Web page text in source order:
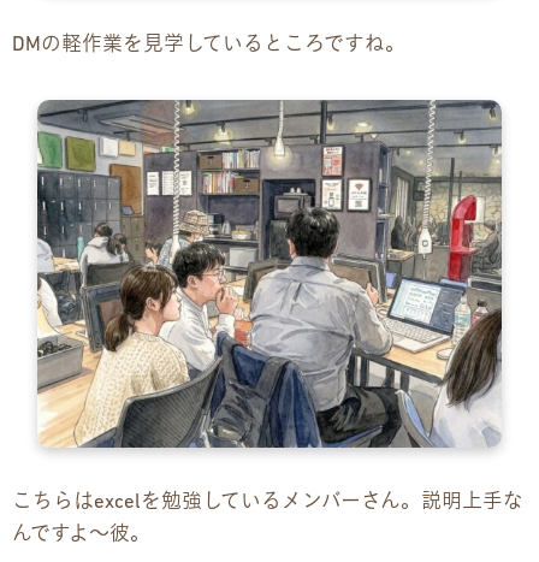
DMの軽作業を見学しているところですね。
こちらはexcelを勉強しているメンバーさん。説明上手な
んですよ〜彼。